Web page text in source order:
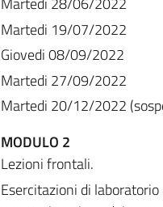
Martedi 19/07/2022
Giovedi 08/09/2022
Martedi 27/09/2022
Martedi 20/12/2022
MODULO 2
Lezioni frontali.
Esercitazioni di